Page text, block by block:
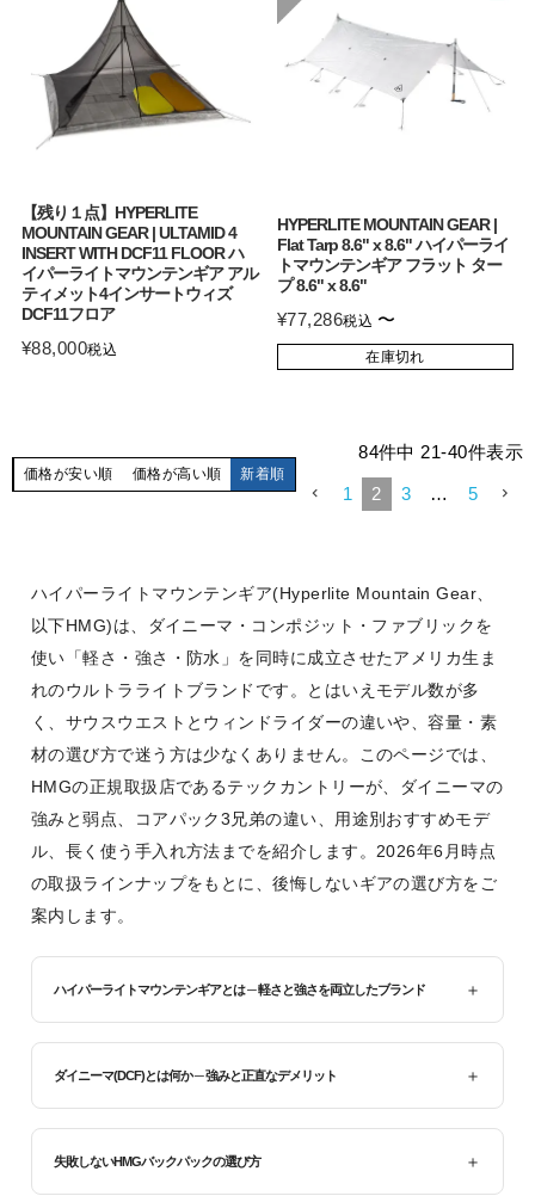
【残り１点】HYPERLITE
MOUNTAIN GEAR | ULTAMID 4
INSERT WITH DCF11 FLOOR ハ
イパーライトマウンテンギア アル
ティメット4インサートウィズ
DCF11フロア
¥88,000税込
HYPERLITE MOUNTAIN GEAR |
Flat Tarp 8.6" x 8.6" ハイパーライ
トマウンテンギア フラット ター
プ 8.6" x 8.6"
¥77,286税込 〜
在庫切れ
価格が安い順 価格が高い順 新着順
84件中 21-40件表示
1 2 3 … 5
ハイパーライトマウンテンギア(Hyperlite Mountain Gear、
以下HMG)は、ダイニーマ・コンポジット・ファブリックを
使い「軽さ・強さ・防水」を同時に成立させたアメリカ生ま
れのウルトラライトブランドです。とはいえモデル数が多
く、サウスウエストとウィンドライダーの違いや、容量・素
材の選び方で迷う方は少なくありません。このページでは、
HMGの正規取扱店であるテックカントリーが、ダイニーマの
強みと弱点、コアパック3兄弟の違い、用途別おすすめモデ
ル、長く使う手入れ方法までを紹介します。2026年6月時点
の取扱ラインナップをもとに、後悔しないギアの選び方をご
案内します。
ハイパーライトマウンテンギアとは ─ 軽さと強さを両立したブランド
ダイニーマ(DCF)とは何か ─ 強みと正直なデメリット
失敗しないHMGバックパックの選び方